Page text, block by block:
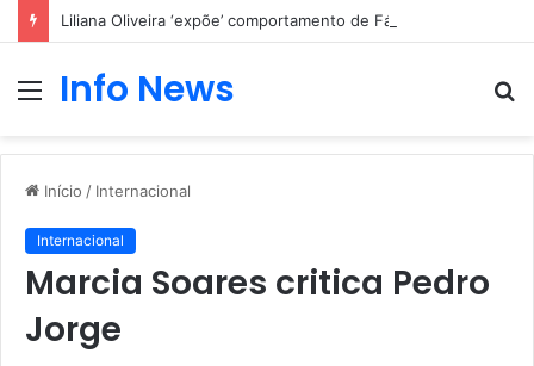
Liliana Oliveira ‘expõe’ comportamento de Fábio Pereira
Menu
Info News
Início / Internacional
Internacional
Marcia Soares critica Pedro
Jorge